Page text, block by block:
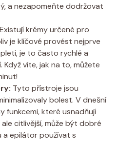
a nezapomeňte dodržovat
Existují krémy určené pro
je klíčové provést nejprve
je to často rychlé a
víte, jak na to, můžete
Tyto přístroje jsou
bolest. V dnešní
funkcemi, které usnadňují
citlivější, může být dobré
a epilátor používat s